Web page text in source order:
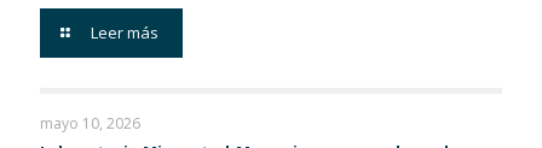
Leer más
mayo 10, 2026